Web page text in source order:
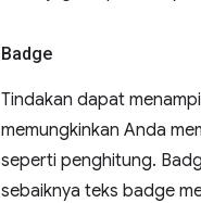
Badge
Tindakan dapat
memungkinkan Anda
seperti penghitung.
sebaiknya teks badge